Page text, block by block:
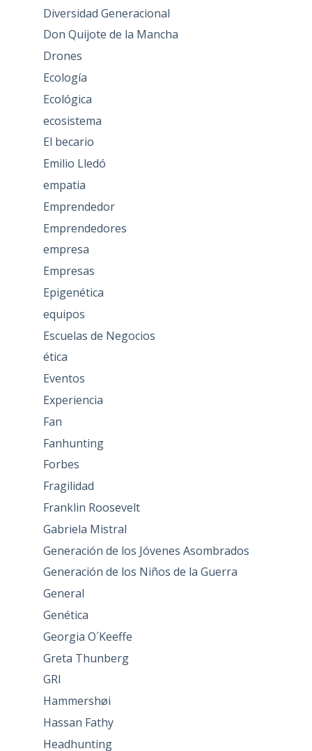
Diversidad Generacional
Don Quijote de la Mancha
Drones
Ecología
Ecológica
ecosistema
El becario
Emilio Lledó
empatia
Emprendedor
Emprendedores
empresa
Empresas
Epigenética
equipos
Escuelas de Negocios
ética
Eventos
Experiencia
Fan
Fanhunting
Forbes
Fragilidad
Franklin Roosevelt
Gabriela Mistral
Generación de los Jóvenes Asombrados
Generación de los Niños de la Guerra
General
Genética
Georgia O´Keeffe
Greta Thunberg
GRI
Hammershøi
Hassan Fathy
Headhunting